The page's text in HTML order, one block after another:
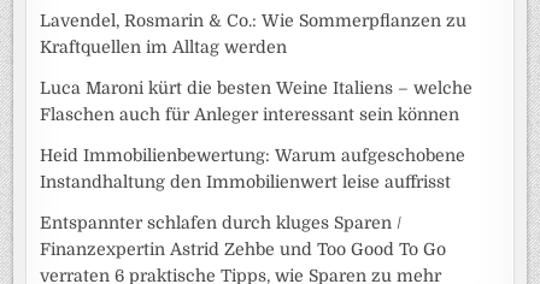
Lavendel, Rosmarin & Co.: Wie Sommerpflanzen zu
Kraftquellen im Alltag werden
Luca Maroni kürt die besten Weine Italiens – welche
Flaschen auch für Anleger interessant sein können
Heid Immobilienbewertung: Warum aufgeschobene
Instandhaltung den Immobilienwert leise auffrisst
Entspannter schlafen durch kluges Sparen /
Finanzexpertin Astrid Zehbe und Too Good To Go
verraten 6 praktische Tipps, wie Sparen zu mehr